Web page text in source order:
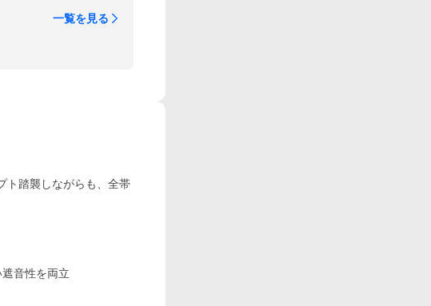
一覧を見る
ト踏襲しながらも、全帯
音性を両立